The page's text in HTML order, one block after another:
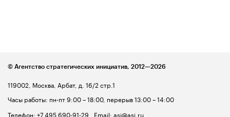
119002, Москва, Арбат, д. 16/2 стр.1
Часы работы: пн-пт 9:00 – 18:00, перерыв 13:00 – 14:00
Телефон: +7 495 690-91-29 Email: asi@asi.ru
© Агентство стратегических инициатив, 2012—2026